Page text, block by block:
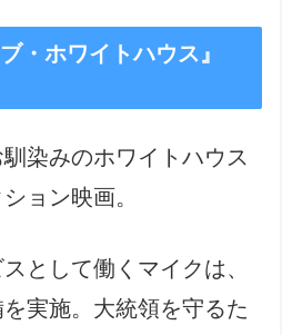
・ホワイトハウス』
染みのホワイトハウス
ョン映画。
として働くマイクは、
実施。大統領を守るた